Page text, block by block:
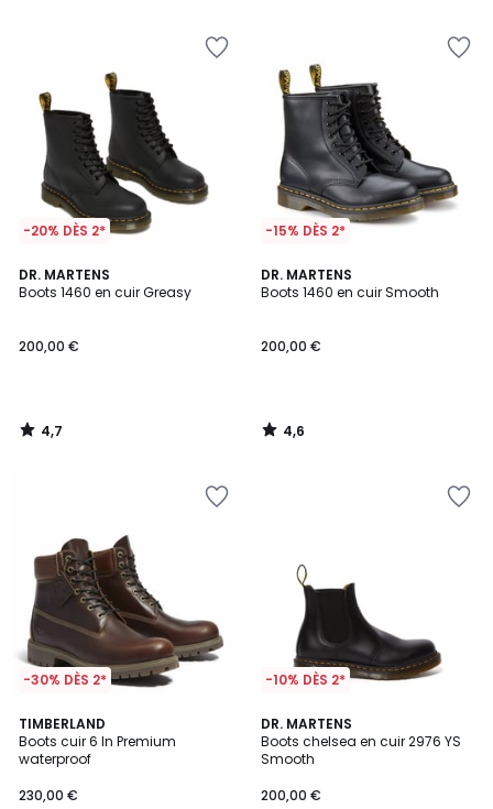
-20% DÈS 2*
DR. MARTENS
Boots 1460 en cuir Greasy
200,00 €
4,7
/ 5
4,7
/
-15% DÈS 2*
DR. MARTENS
Boots 1460 en cuir Smooth
200,00 €
4,6
/ 5
4,6
/
-30% DÈS 2*
TIMBERLAND
Boots cuir 6 In Premium
waterproof
230,00 €
4,6
/ 5
-10% DÈS 2*
DR. MARTENS
Boots chelsea en cuir 2976 YS
Smooth
200,00 €
4,4
/ 5